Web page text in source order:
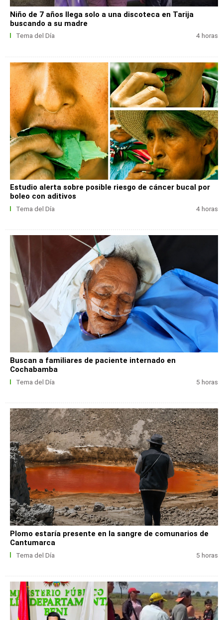
Niño de 7 años llega solo a una discoteca en Tarija
buscando a su madre
Tema del Día 4 horas
Estudio alerta sobre posible riesgo de cáncer bucal por
boleo con aditivos
Tema del Día 4 horas
Buscan a familiares de paciente internado en
Cochabamba
Tema del Día 5 horas
Plomo estaría presente en la sangre de comunarios de
Cantumarca
Tema del Día 5 horas